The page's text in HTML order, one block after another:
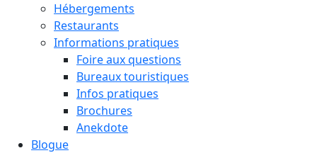
Hébergements
Restaurants
Informations pratiques
Foire aux questions
Bureaux touristiques
Infos pratiques
Brochures
Anekdote
Blogue